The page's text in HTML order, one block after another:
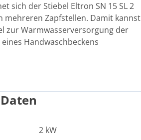
sich der Stiebel Eltron SN 15 SL 2
mehreren Zapfstellen. Damit kannst
zur Warmwasserversorgung der
Handwaschbeckens
2 kW